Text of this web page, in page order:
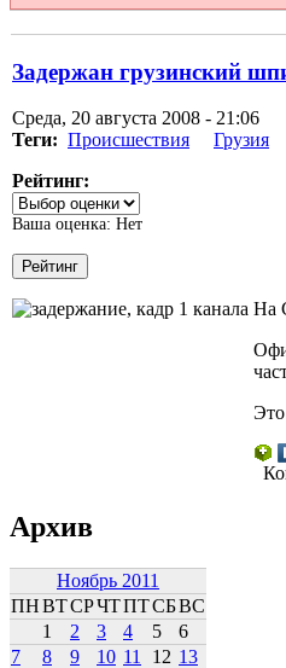
Задержан грузинский
Среда, 20 августа 2008 - 21:06
Теги: Происшествия Грузия
Рейтинг:
Ваша оценка: Нет
На
Архив
Ноябрь 2011
ПНВТСРЧТПТСБВС
1
2 3 4 5
6
7
8 9 10 11 12 13